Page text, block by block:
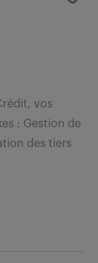
vos
: Gestion de
des tiers